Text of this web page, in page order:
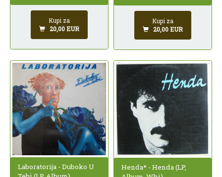
Kupi za
20,00 EUR
Kupi za
20,00 EUR
Laboratorija - Duboko U
Henda* - Henda (LP,